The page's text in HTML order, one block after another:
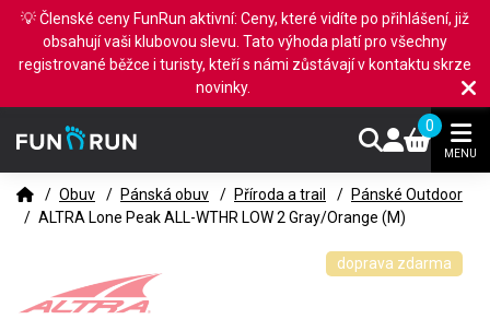
0
MENU
/ Obuv / Pánská obuv / Příroda a trail / Pánské Outdoor
/ ALTRA Lone Peak ALL-WTHR LOW 2 Gray/Orange (M)
doprava zdarma
💡 Členské ceny FunRun aktivní: Ceny, které vidíte po přihlášení, již
obsahují vaši klubovou slevu. Tato výhoda platí pro všechny
registrované běžce i turisty, kteří s námi zůstávají v kontaktu skrze
novinky.